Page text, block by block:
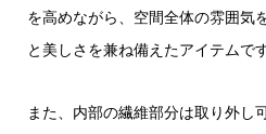
を高めながら、空間全体の雰囲気
と美しさを兼ね備えたアイテムです
また、内部の繊維部分は取り外し